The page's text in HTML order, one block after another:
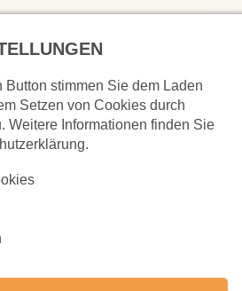
- Yoga-Akrobatik
Button stimmen Sie dem Laden
Setzen von Cookies durch
Weitere Informationen finden Sie